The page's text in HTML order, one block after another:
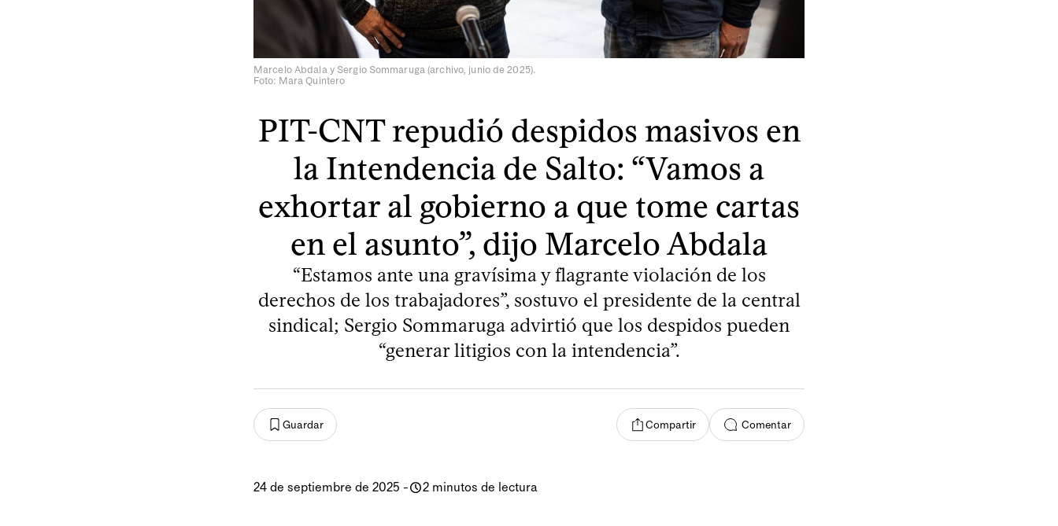
Marcelo Abdala y Sergio Sommaruga (archivo, junio de 2025).
Foto: Mara Quintero
PIT-CNT repudió despidos masivos en
la Intendencia de Salto: “Vamos a
exhortar al gobierno a que tome cartas
en el asunto”, dijo Marcelo Abdala
“Estamos ante una gravísima y flagrante violación de los
derechos de los trabajadores”, sostuvo el presidente de la central
sindical; Sergio Sommaruga advirtió que los despidos pueden
“generar litigios con la intendencia”.
Guardar Compartir Comentar
24 de septiembre de 2025 - 2 minutos de lectura